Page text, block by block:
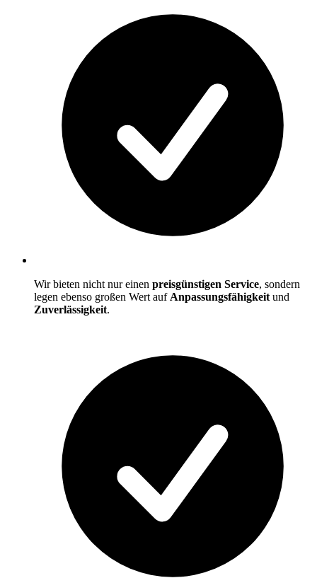
Wir bieten nicht nur einen preisgünstigen Service, sondern
legen ebenso großen Wert auf Anpassungsfähigkeit und
Zuverlässigkeit.